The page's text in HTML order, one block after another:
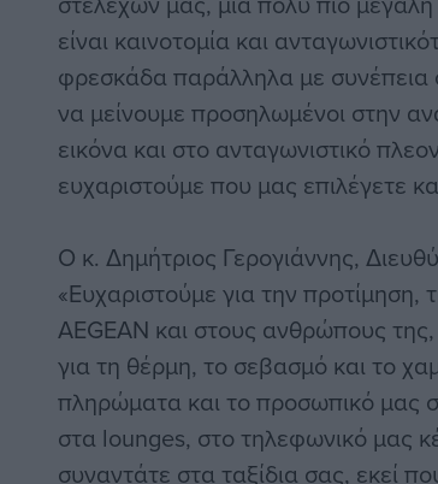
είναι καινοτομία και
φρεσκάδα παράλληλα με συνέπεια
να μείνουμε προσηλωμένοι στην
εικόνα και στο ανταγωνιστικό
ευχαριστούμε που μας επιλέγετε
Ο κ. Δημήτριος Γερογιάννης,
«Ευχαριστούμε για την
AEGEAN και στους ανθρώπους
για τη θέρμη, το σεβασμό και το
πληρώματα και το προσωπικό μας
στα lounges, στο τηλεφωνικό μας
συναντάτε στα ταξίδια σας, εκεί